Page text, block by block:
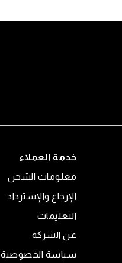
خدمة العملاء
معلومات الشحن
الإرجاع والإسترداد
التعليمات
عن الشركة
سياسة الخصوصية